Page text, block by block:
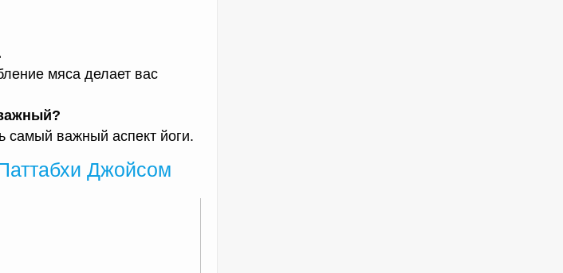
мяса делает вас
самый важный аспект йоги.
Джойсом